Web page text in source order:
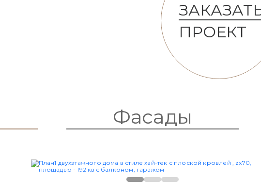
ПРОЕКТ
Фасады